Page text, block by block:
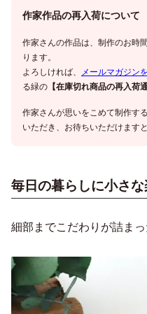
作家作品の再入荷について
作家さんの作品は、制作のお時
ります。
よろしければ、
メールマガジン
る緑の 【在庫切れ商品の再入荷通
作家さんが思いをこめて制作す
いただき、お待ちいただけます
毎日の暮らしに小さ
細部までこだわりが詰まっ